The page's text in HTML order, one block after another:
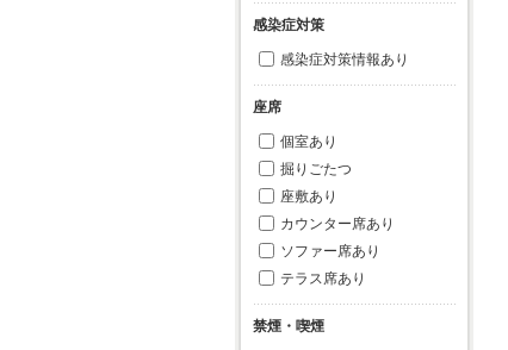
感染症対策
感染症対策情報あり
座席
個室あり
掘りごたつ
座敷あり
カウンター席あり
ソファー席あり
テラス席あり
禁煙・喫煙